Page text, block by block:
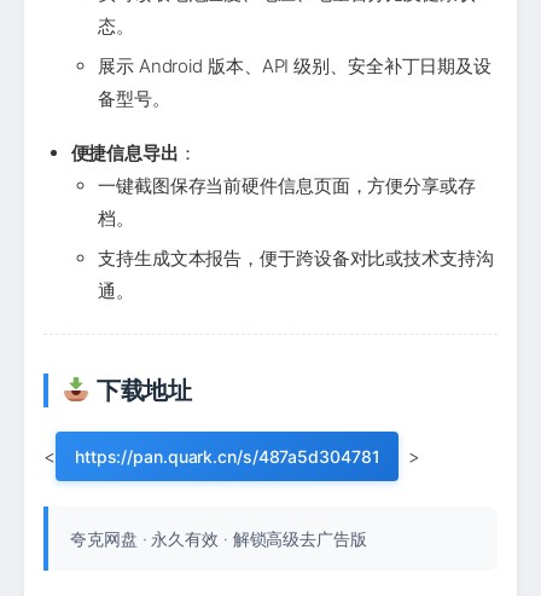
态。
展示 Android 版本、API 级别、安全补丁日期及设
备型号。
便捷信息导出 ：
一键截图保存当前硬件信息页面，方便分享或存
档。
支持生成文本报告，便于跨设备对比或技术支持沟
通。
下载地址
< https://pan.quark.cn/s/487a5d304781 >
夸克网盘 · 永久有效 · 解锁高级去广告版